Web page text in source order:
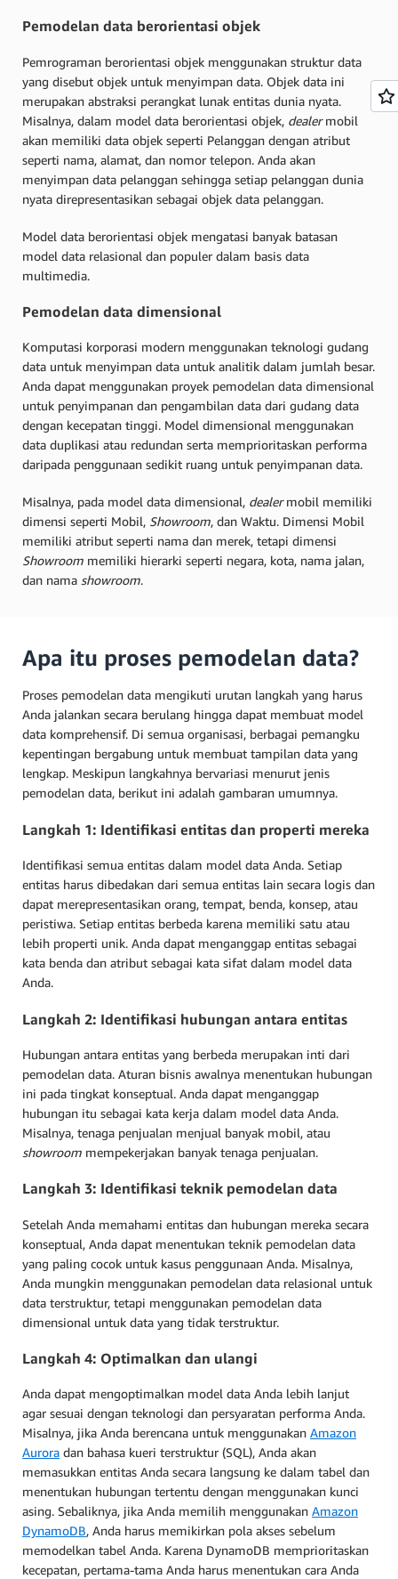
Pemodelan data berorientasi objek
Pemrograman berorientasi objek menggunakan struktur data
yang disebut objek untuk menyimpan data. Objek data ini
merupakan abstraksi perangkat lunak entitas dunia nyata.
Misalnya, dalam model data berorientasi objek, dealermobil
akan memiliki data objek seperti Pelanggan dengan atribut
seperti nama, alamat, dan nomor telepon. Anda akan
menyimpan data pelanggan sehingga setiap pelanggan dunia
nyata direpresentasikan sebagai objek data pelanggan.
Model data berorientasi objek mengatasi banyak batasan
model data relasional dan populer dalam basis data
multimedia.
Pemodelan data dimensional
Komputasi korporasi modern menggunakan teknologi gudang
data untuk menyimpan data untuk analitik dalam jumlah besar.
Anda dapat menggunakan proyek pemodelan data dimensional
untuk penyimpanan dan pengambilan data dari gudang data
dengan kecepatan tinggi. Model dimensional menggunakan
data duplikasi atau redundan serta memprioritaskan performa
daripada penggunaan sedikit ruang untuk penyimpanan data.
Misalnya, pada model data dimensional, dealermobil memiliki
dimensi seperti Mobil, Showroom, dan Waktu. Dimensi Mobil
memiliki atribut seperti nama dan merek, tetapi dimensi
Showroom memiliki hierarki seperti negara, kota, nama jalan,
dan nama showroom.
Apa itu proses pemodelan data?
Proses pemodelan data mengikuti urutan langkah yang harus
Anda jalankan secara berulang hingga dapat membuat model
data komprehensif. Di semua organisasi, berbagai pemangku
kepentingan bergabung untuk membuat tampilan data yang
lengkap. Meskipun langkahnya bervariasi menurut jenis
pemodelan data, berikut ini adalah gambaran umumnya.
Langkah 1: Identifikasi entitas dan properti mereka
Identifikasi semua entitas dalam model data Anda. Setiap
entitas harus dibedakan dari semua entitas lain secara logis dan
dapat merepresentasikan orang, tempat, benda, konsep, atau
peristiwa. Setiap entitas berbeda karena memiliki satu atau
lebih properti unik. Anda dapat menganggap entitas sebagai
kata benda dan atribut sebagai kata sifat dalam model data
Anda.
Langkah 2: Identifikasi hubungan antara entitas
Hubungan antara entitas yang berbeda merupakan inti dari
pemodelan data. Aturan bisnis awalnya menentukan hubungan
ini pada tingkat konseptual. Anda dapat menganggap
hubungan itu sebagai kata kerja dalam model data Anda.
Misalnya, tenaga penjualan menjual banyak mobil, atau
showroom mempekerjakan banyak tenaga penjualan.
Langkah 3: Identifikasi teknik pemodelan data
Setelah Anda memahami entitas dan hubungan mereka secara
konseptual, Anda dapat menentukan teknik pemodelan data
yang paling cocok untuk kasus penggunaan Anda. Misalnya,
Anda mungkin menggunakan pemodelan data relasional untuk
data terstruktur, tetapi menggunakan pemodelan data
dimensional untuk data yang tidak terstruktur.
Langkah 4: Optimalkan dan ulangi
Anda dapat mengoptimalkan model data Anda lebih lanjut
agar sesuai dengan teknologi dan persyaratan performa Anda.
Misalnya, jika Anda berencana untuk menggunakan Amazon
Aurora dan bahasa kueri terstruktur (SQL), Anda akan
memasukkan entitas Anda secara langsung ke dalam tabel dan
menentukan hubungan tertentu dengan menggunakan kunci
asing. Sebaliknya, jika Anda memilih menggunakan Amazon
DynamoDB, Anda harus memikirkan pola akses sebelum
memodelkan tabel Anda. Karena DynamoDB memprioritaskan
kecepatan, pertama-tama Anda harus menentukan cara Anda